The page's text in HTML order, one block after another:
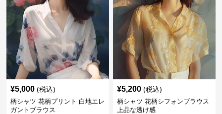
¥5,000 (税込)
柄シャツ 花柄プリント 白地エレ
ガントブラウス
¥5,200 (税込)
柄シャツ 花柄シフォンブラウス
上品な透け感